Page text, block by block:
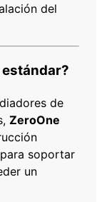
del
estándar?
de
ZeroOne
soportar
un